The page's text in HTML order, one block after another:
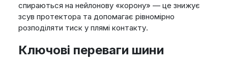
спираються на нейлонову «корону» — це знижує
зсув протектора та допомагає рівномірно
розподіляти тиск у плямі контакту.
Ключові переваги шини